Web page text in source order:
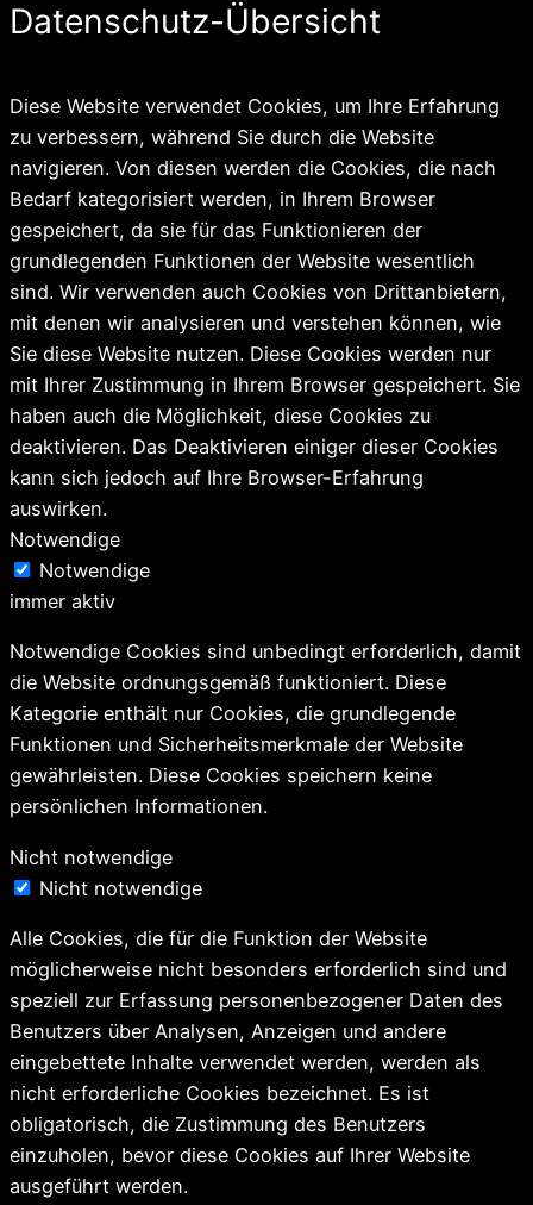
Datenschutz-Übersicht
Diese Website verwendet Cookies, um Ihre Erfahrung
zu verbessern, während Sie durch die Website
navigieren. Von diesen werden die Cookies, die nach
Bedarf kategorisiert werden, in Ihrem Browser
gespeichert, da sie für das Funktionieren der
grundlegenden Funktionen der Website wesentlich
sind. Wir verwenden auch Cookies von Drittanbietern,
mit denen wir analysieren und verstehen können, wie
Sie diese Website nutzen. Diese Cookies werden nur
mit Ihrer Zustimmung in Ihrem Browser gespeichert. Sie
haben auch die Möglichkeit, diese Cookies zu
deaktivieren. Das Deaktivieren einiger dieser Cookies
kann sich jedoch auf Ihre Browser-Erfahrung
auswirken.
Notwendige
Notwendige
immer aktiv
Notwendige Cookies sind unbedingt erforderlich, damit
die Website ordnungsgemäß funktioniert. Diese
Kategorie enthält nur Cookies, die grundlegende
Funktionen und Sicherheitsmerkmale der Website
gewährleisten. Diese Cookies speichern keine
persönlichen Informationen.
Nicht notwendige
Nicht notwendige
Alle Cookies, die für die Funktion der Website
möglicherweise nicht besonders erforderlich sind und
speziell zur Erfassung personenbezogener Daten des
Benutzers über Analysen, Anzeigen und andere
eingebettete Inhalte verwendet werden, werden als
nicht erforderliche Cookies bezeichnet. Es ist
obligatorisch, die Zustimmung des Benutzers
einzuholen, bevor diese Cookies auf Ihrer Website
ausgeführt werden.